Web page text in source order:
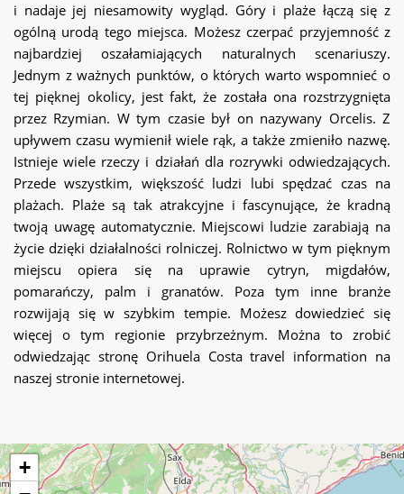
i nadaje jej niesamowity wygląd. Góry i plaże łączą się z
ogólną urodą tego miejsca. Możesz czerpać przyjemność z
najbardziej oszałamiających naturalnych scenariuszy.
Jednym z ważnych punktów, o których warto wspomnieć o
tej pięknej okolicy, jest fakt, że została ona rozstrzygnięta
przez Rzymian. W tym czasie był on nazywany Orcelis. Z
upływem czasu wymienił wiele rąk, a także zmieniło nazwę.
Istnieje wiele rzeczy i działań dla rozrywki odwiedzających.
Przede wszystkim, większość ludzi lubi spędzać czas na
plażach. Plaże są tak atrakcyjne i fascynujące, że kradną
twoją uwagę automatycznie. Miejscowi ludzie zarabiają na
życie dzięki działalności rolniczej. Rolnictwo w tym pięknym
miejscu opiera się na uprawie cytryn, migdałów,
pomarańczy, palm i granatów. Poza tym inne branże
rozwijają się w szybkim tempie. Możesz dowiedzieć się
więcej o tym regionie przybrzeżnym. Można to zrobić
odwiedzając stronę Orihuela Costa travel information na
naszej stronie internetowej.
+